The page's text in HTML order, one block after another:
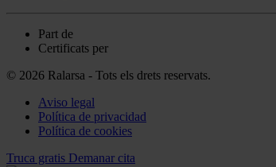
Part de
Certificats per
© 2026 Ralarsa - Tots els drets reservats.
Aviso legal
Política de privacidad
Política de cookies
Truca gratis Demanar cita